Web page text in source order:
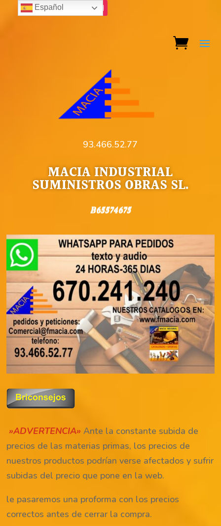
93.466.52.77
MACIA INDUSTRIAL
SUMINISTROS OBRAS SL.
B65574675
»ADVERTENCIA» Ante la constante subida de
precios de las materias primas, los precios de
nuestros productos podrían verse afectados y sufrir
subidas del precio que pone en la web.
le pasaremos una proforma con los precios
correctos antes de cerrar la compra.
Español